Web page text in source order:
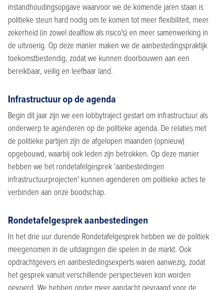
instandhoudingsopgave waarvoor we de komende jaren staan is
politieke steun hard nodig om te komen tot meer flexibiliteit, meer
zekerheid (in zowel dealflow als risico's) en meer samenwerking in
de uitvoerig. Op deze manier maken we de aanbestedingspraktijk
toekomstbestendig, zodat we kunnen doorbouwen aan een
bereikbaar, veilig en leefbaar land.
Infrastructuur op de agenda
Begin dit jaar zijn we een lobbytraject gestart om infrastructuur als
onderwerp te agenderen op de politieke agenda. De relaties met
de politieke partijen zijn de afgelopen maanden (opnieuw)
opgebouwd, waarbij ook leden zijn betrokken. Op deze manier
hebben we het rondetafelgesprek 'aanbestedingen
infrastructuurprojecten' kunnen agenderen om politieke acties te
verbinden aan onze boodschap.
Rondetafelgesprek aanbestedingen
In het drie uur durende Rondetafelgesprek hebben we de politiek
meegenomen in de uitdagingen die spelen in de markt. Ook
opdrachtgevers en aanbestedingsexperts waren aanwezig, zodat
het gesprek vanuit verschillende perspectieven kon worden
gevoerd. We hebben onder meer aandacht gevraagd voor de